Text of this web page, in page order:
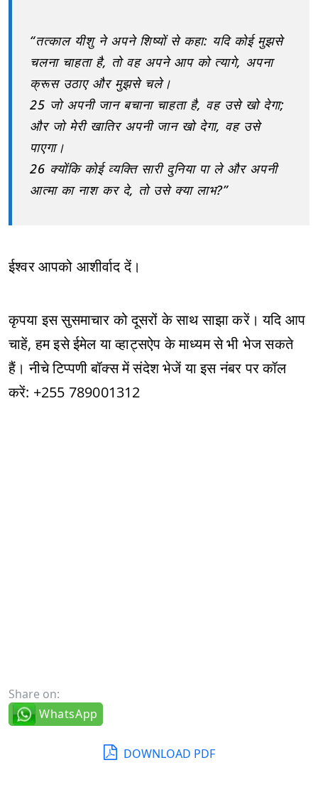
“तत्काल यीशु ने अपने शिष्यों से कहा: यदि कोई मुझसे
चलना चाहता है, तो वह अपने आप को त्यागे, अपना
क्रूस उठाए और मुझसे चले।
25 जो अपनी जान बचाना चाहता है, वह उसे खो देगा;
और जो मेरी खातिर अपनी जान खो देगा, वह उसे
पाएगा।
26 क्योंकि कोई व्यक्ति सारी दुनिया पा ले और अपनी
आत्मा का नाश कर दे, तो उसे क्या लाभ?”
ईश्वर आपको आशीर्वाद दें।
कृपया इस सुसमाचार को दूसरों के साथ साझा करें। यदि आप
चाहें, हम इसे ईमेल या व्हाट्सऐप के माध्यम से भी भेज सकते
हैं। नीचे टिप्पणी बॉक्स में संदेश भेजें या इस नंबर पर कॉल
करें: +255 789001312
Share on:
WhatsApp
DOWNLOAD PDF